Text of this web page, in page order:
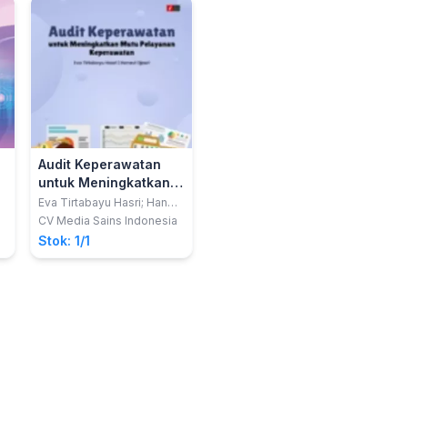
Audit Keperawatan
untuk Meningkatkan
Mutu Pelayanan
Keperawatan
Eva Tirtabayu Hasri; Hanevi
Djasri
CV Media Sains Indonesia
Stok: 1/1